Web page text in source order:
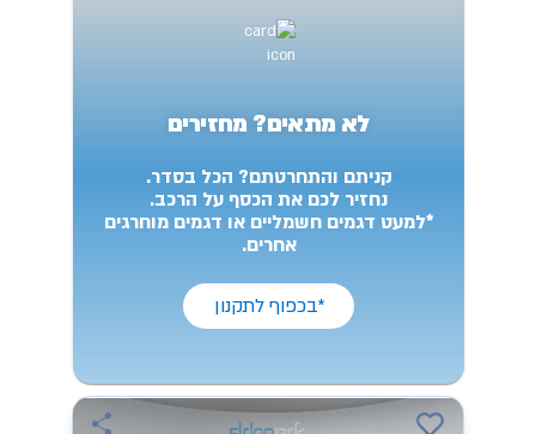
לא מתאים? מחזירים
קניתם והתחרטתם? הכל בסדר.
נחזיר לכם את הכסף על הרכב.
*למעט דגמים חשמליים או דגמים מוחרגים
אחרים.
*בכפוף לתקנון